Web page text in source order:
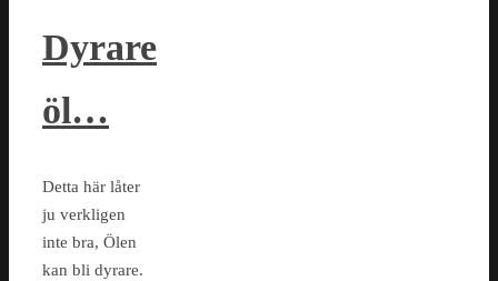
Dyrare
öl…
Detta här låter
ju verkligen
inte bra, Ölen
kan bli dyrare.